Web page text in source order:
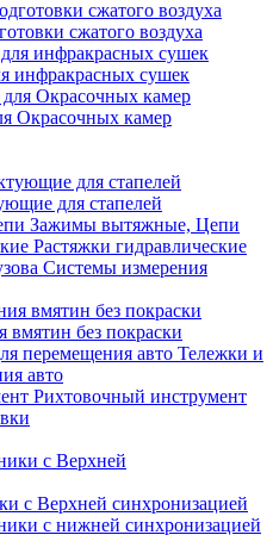
сжатого воздуха
инфракрасных сушек
Окрасочных камер
для стапелей
Зажимы вытяжные, Цепи
Растяжки гидравлические
Системы измерения
вмятин без покраски
Тележки и
авто
Рихтовочный инструмент
с Верхней синхронизацией